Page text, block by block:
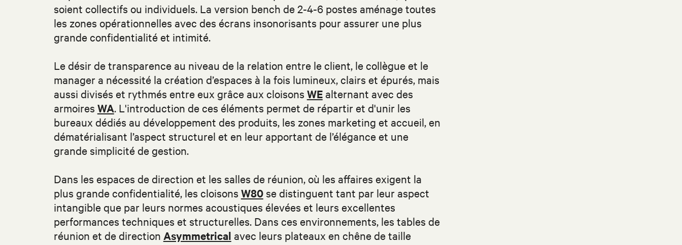
soient collectifs ou individuels. La version bench de 2-4-6 postes aménage toutes
les zones opérationnelles avec des écrans insonorisants pour assurer une plus
grande confidentialité et intimité.
Le désir de transparence au niveau de la relation entre le client, le collègue et le
manager a nécessité la création d’espaces à la fois lumineux, clairs et épurés, mais
aussi divisés et rythmés entre eux grâce aux cloisons WEalternant avec des
armoires WA. L'introduction de ces éléments permet de répartir et d'unir les
bureaux dédiés au développement des produits, les zones marketing et accueil, en
dématérialisant l’aspect structurel et en leur apportant de l’élégance et une
grande simplicité de gestion.
Dans les espaces de direction et les salles de réunion, où les affaires exigent la
plus grande confidentialité, les cloisons W80se distinguent tant par leur aspect
intangible que par leurs normes acoustiques élevées et leurs excellentes
performances techniques et structurelles. Dans ces environnements, les tables de
réunion et de direction Asymmetrical avec leurs plateaux en chêne de taille